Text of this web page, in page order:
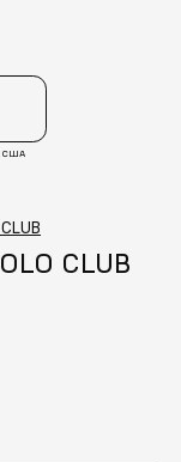
США
CLUB